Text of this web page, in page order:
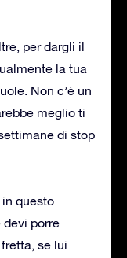
per dargli il
la tua
Non c’è un
meglio ti
di stop
in questo
devi porre
se lui